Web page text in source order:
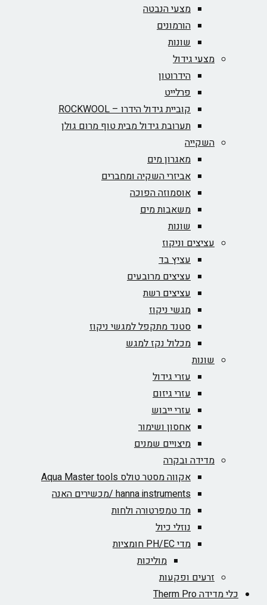
מצעי הנבטה
הורמונים
שונות
מצעי גידול
הידרוטון
פרלייט
קוביית גידול הידרו – ROCKWOOL‏
תערובת גידול מבית טוף מרום גולן
השקייה
מאגרון מים
אביזרי השקיה ומחברים
אוסמוזה הפוכה
משאבות מים
שונות
עציצים וניקוז
עציץ בד
עציצים מרובעים
עציצים רשת
מגשי ניקוז
סטנד מתקפל למגשי ניקוז
מכלול נקז למגש
שונות
עזרי גידול
עזרי גיזום
עזרי ייבוש
אחסון ושימור
מיצויים שמנים
מדידה ובקרה
אקווה מסטר טולס Aqua Master tools
hanna instruments /מכשירים האנה
מד טמפרטורה ולחות
נוזלי כיול
מדי PH/EC חומציות
מוליכות
זרעים ופקעות
כלי מדידה Therm Pro